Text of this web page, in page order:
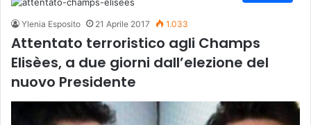
Ylenia Esposito 21 Aprile 2017 1.033
Attentato terroristico agli Champs
Elisèes, a due giorni dall’elezione del
nuovo Presidente